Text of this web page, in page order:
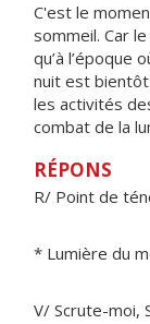
C'est le
sommeil. Car
qu’à l’époque
nuit est
les activités
combat de la
RÉPONS
R/ Point de
* Lumière du
V/ Scrute-moi,